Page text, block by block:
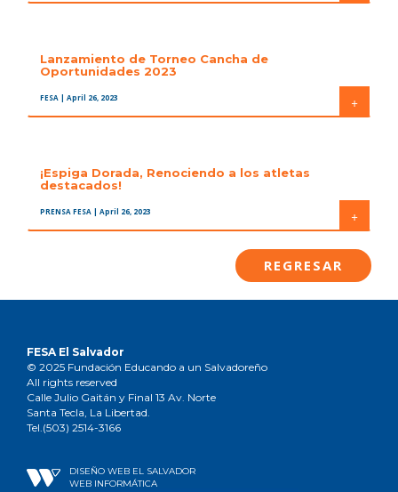
Lanzamiento de Torneo Cancha de
Oportunidades 2023
FESA | April 26, 2023 +
¡Espiga Dorada, Renociendo a los atletas
destacados!
PRENSA FESA | April 26, 2023 +
REGRESAR
FESA El Salvador
© 2025 Fundación Educando a un Salvadoreño
All rights reserved
Calle Julio Gaitán y Final 13 Av. Norte
Santa Tecla, La Libertad.
Tel.(503) 2514-3166
DISEÑO WEB EL SALVADOR
WEB INFORMÁTICA